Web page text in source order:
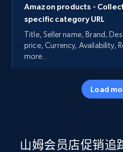
Amazon products -
specific category URL
Title, Seller name, Brand,
price, Currency, Availability,
more.
5.7K+
specific keywords
Load
山姆会员店促销追